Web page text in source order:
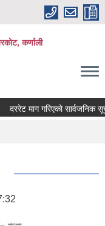
कर्णाली
माग गरिएको सार्वजनिक सूचना।